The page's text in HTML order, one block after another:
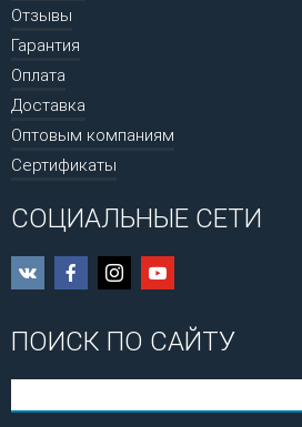
Отзывы
Гарантия
Оплата
Доставка
Оптовым компаниям
Сертификаты
СОЦИАЛЬНЫЕ СЕТИ
ПОИСК ПО САЙТУ